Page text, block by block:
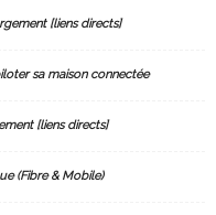
[liens directs]
sa maison connectée
[liens directs]
(Fibre & Mobile)